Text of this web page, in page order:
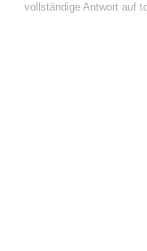
vollständige Antwort auf